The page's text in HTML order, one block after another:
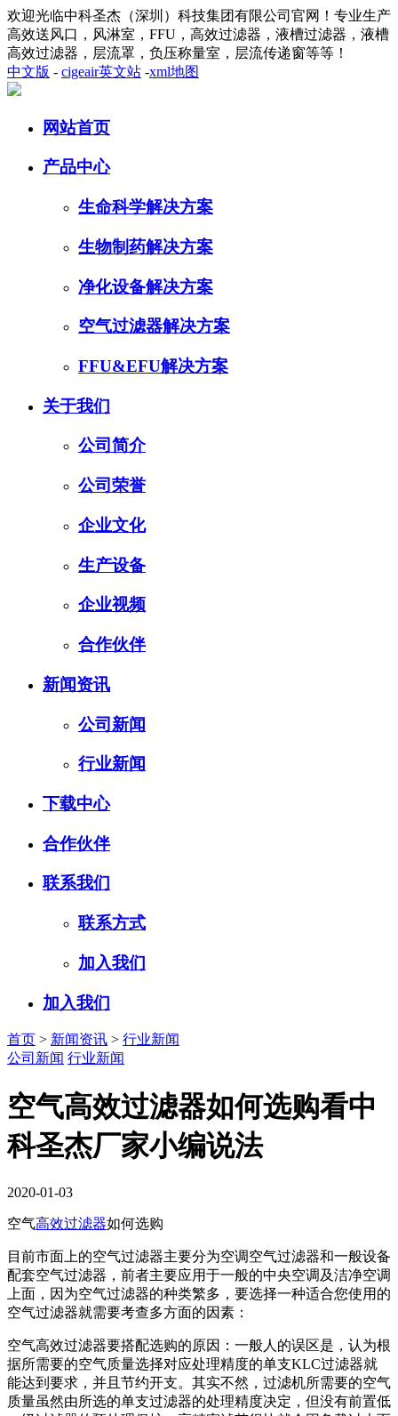
欢迎光临中科圣杰（深圳）科技集团有限公司官网！专业生产
高效送风口，风淋室，FFU，高效过滤器，液槽过滤器，液槽
高效过滤器，层流罩，负压称量室，层流传递窗等等！
中文版 - cigeair英文站 -xml地图
网站首页
产品中心
生命科学解决方案
生物制药解决方案
净化设备解决方案
空气过滤器解决方案
FFU&EFU解决方案
关于我们
公司简介
公司荣誉
企业文化
生产设备
企业视频
合作伙伴
新闻资讯
公司新闻
行业新闻
下载中心
合作伙伴
联系我们
联系方式
加入我们
加入我们
首页 > 新闻资讯 > 行业新闻
公司新闻 行业新闻
空气高效过滤器如何选购看中
科圣杰厂家小编说法
2020-01-03
空气高效过滤器如何选购
目前市面上的空气过滤器主要分为空调空气过滤器和一般设备
配套空气过滤器，前者主要应用于一般的中央空调及洁净空调
上面，因为空气过滤器的种类繁多，要选择一种适合您使用的
空气过滤器就需要考查多方面的因素：
空气高效过滤器要搭配选购的原因：一般人的误区是，认为根
据所需要的空气质量选择对应处理精度的单支KLC过滤器就
能达到要求，并且节约开支。其实不然，过滤机所需要的空气
质量虽然由所选的单支过滤器的处理精度决定，但没有前置低